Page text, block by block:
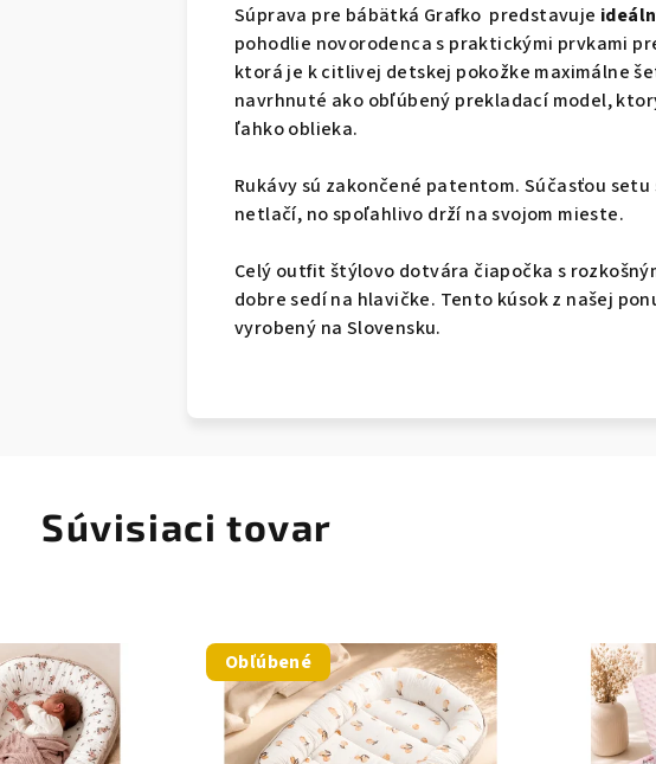
Súprava pre bábätká Grafko predstavuje
pohodlie novorodenca s praktickými prvkami
ktorá je k citlivej detskej pokožke maximálne
navrhnuté ako obľúbený prekladací model,
ľahko oblieka.
Rukávy sú zakončené patentom. Súčasťou
netlačí, no spoľahlivo drží na svojom mieste.
Celý outfit štýlovo dotvára čiapočka s
dobre sedí na hlavičke. Tento kúsok z našej
vyrobený na Slovensku.
Súvisiaci tovar
Obľúbené